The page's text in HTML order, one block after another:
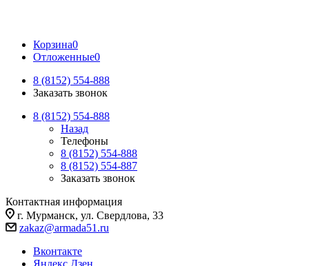
Корзина0
Отложенные0
8 (8152) 554-888
Заказать звонок
8 (8152) 554-888
Назад
Телефоны
8 (8152) 554-888
8 (8152) 554-887
Заказать звонок
Контактная информация
г. Мурманск, ул. Свердлова, 33
zakaz@armada51.ru
Вконтакте
Яндекс.Дзен